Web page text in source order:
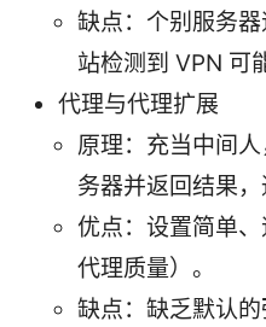
缺点：个别服务
站检测到 VPN 可
代理与代理扩展
原理：充当中间
务器并返回结果，
优点：设置简单
代理质量）。
缺点：缺乏默认